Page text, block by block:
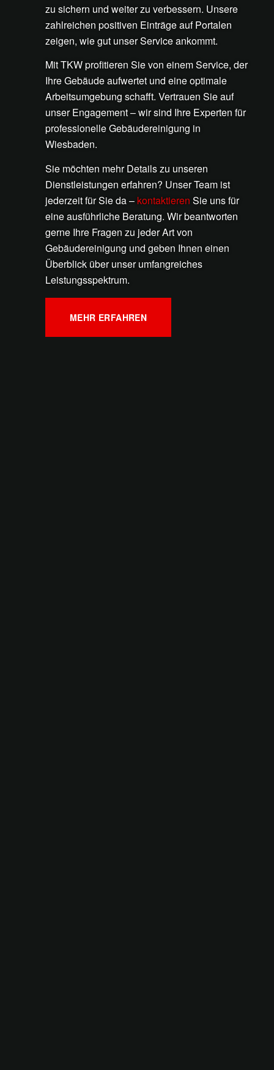
zu sichern und weiter zu verbessern. Unsere
zahlreichen positiven Einträge auf Portalen
zeigen, wie gut unser Service ankommt.
Mit TKW profitieren Sie von einem Service, der
Ihre Gebäude aufwertet und eine optimale
Arbeitsumgebung schafft. Vertrauen Sie auf
unser Engagement – wir sind Ihre Experten für
professionelle Gebäudereinigung in
Wiesbaden.
Sie möchten mehr Details zu unseren
Dienstleistungen erfahren? Unser Team ist
jederzeit für Sie da – kontaktieren Sie uns für
eine ausführliche Beratung. Wir beantworten
gerne Ihre Fragen zu jeder Art von
Gebäudereinigung und geben Ihnen einen
Überblick über unser umfangreiches
Leistungsspektrum.
MEHR ERFAHREN